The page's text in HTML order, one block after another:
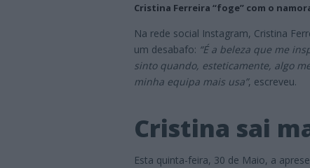
Cristina Ferreira “foge” com o
Na rede social Instagram, Cristina
um desabafo: “É a beleza que me
sinto quando, esteticamente, algo
minha equipa mais usa”, escreveu.
Cristina sai
Esta quinta-feira, 30 de Maio, a